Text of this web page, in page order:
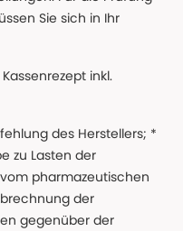
Sie sich in Ihr
inkl.
des Herstellers; *
zu Lasten der
pharmazeutischen
der
gegenüber der